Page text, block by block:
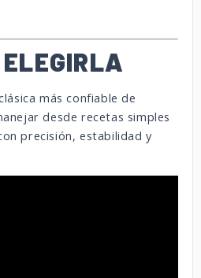
ELEGIRLA
más confiable de
desde recetas simples
precisión, estabilidad y